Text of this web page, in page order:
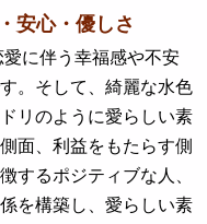
安心・優しさ
に伴う幸福感や不安
。そして、綺麗な水色
リのように愛らしい素
面、利益をもたらす側
するポジティブな人、
を構築し、愛らしい素